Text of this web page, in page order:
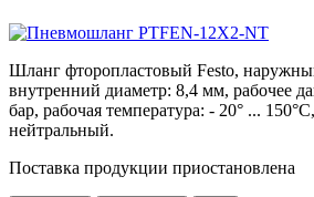
Шланг фторопластовый Festo,
внутренний диаметр: 8,4 мм, рабочее
бар, рабочая температура: - 20° ...
нейтральный.
Поставка продукции приостановлена